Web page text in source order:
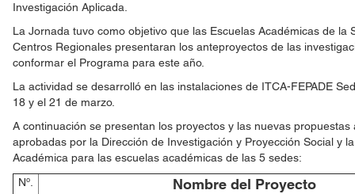
Investigación Aplicada.
La Jornada tuvo como objetivo que las Escuelas Académicas de la
Centros Regionales presentaran los anteproyectos de las
conformar el Programa para este año.
La actividad se desarrolló en las instalaciones de ITCA-FEPADE
18 y el 21 de marzo.
A continuación se presentan los proyectos y las nuevas propuestas
aprobadas por la Dirección de Investigación y Proyección Social y
Académica para las escuelas académicas de las 5 sedes:
Nº.
Nombre del Proyecto